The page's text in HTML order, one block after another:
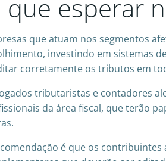
que esperar
que atuam nos segmentos
investindo em sistemas
corretamente os tributos em
tributaristas e contadores
da área fiscal, que terão
é que os